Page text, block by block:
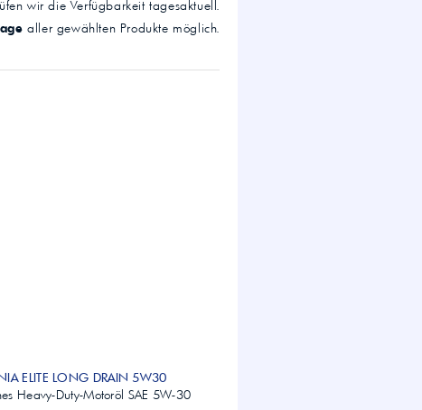
wir die Verfügbarkeit tagesaktuell.
aller gewählten Produkte möglich.
ELITE LONG DRAIN 5W30
Heavy-Duty-Motoröl SAE 5W-30